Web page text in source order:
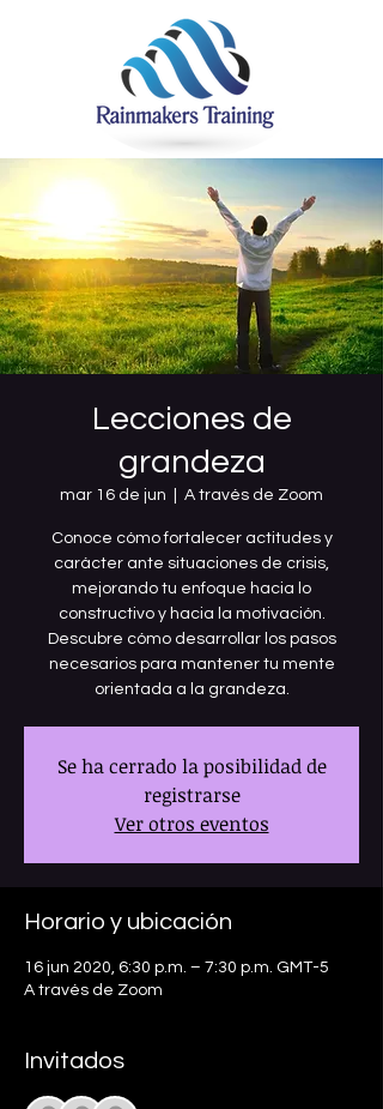
Lecciones de
grandeza
mar 16 de jun A través de Zoom
Conoce cómo fortalecer actitudes y
carácter ante situaciones de crisis,
mejorando tu enfoque hacia lo
constructivo y hacia la motivación.
Descubre cómo desarrollar los pasos
necesarios para mantener tu mente
orientada a la grandeza.
Se ha cerrado la posibilidad de
registrarse
Ver otros eventos
Horario y ubicación
16 jun 2020, 6:30 p.m. – 7:30 p.m. GMT-5
A través de Zoom
Invitados